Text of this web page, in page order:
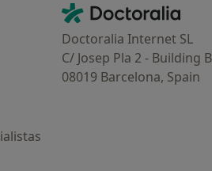
Contacto
Doctoralia - Página de inicio
Doctoralia Internet SL
C/ Josep Pla 2 - Building
08019 Barcelona, Spain